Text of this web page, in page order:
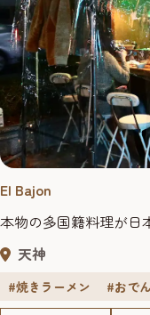
El Bajon
本物の多国籍料理が日
天神
#焼きラーメン #おでん